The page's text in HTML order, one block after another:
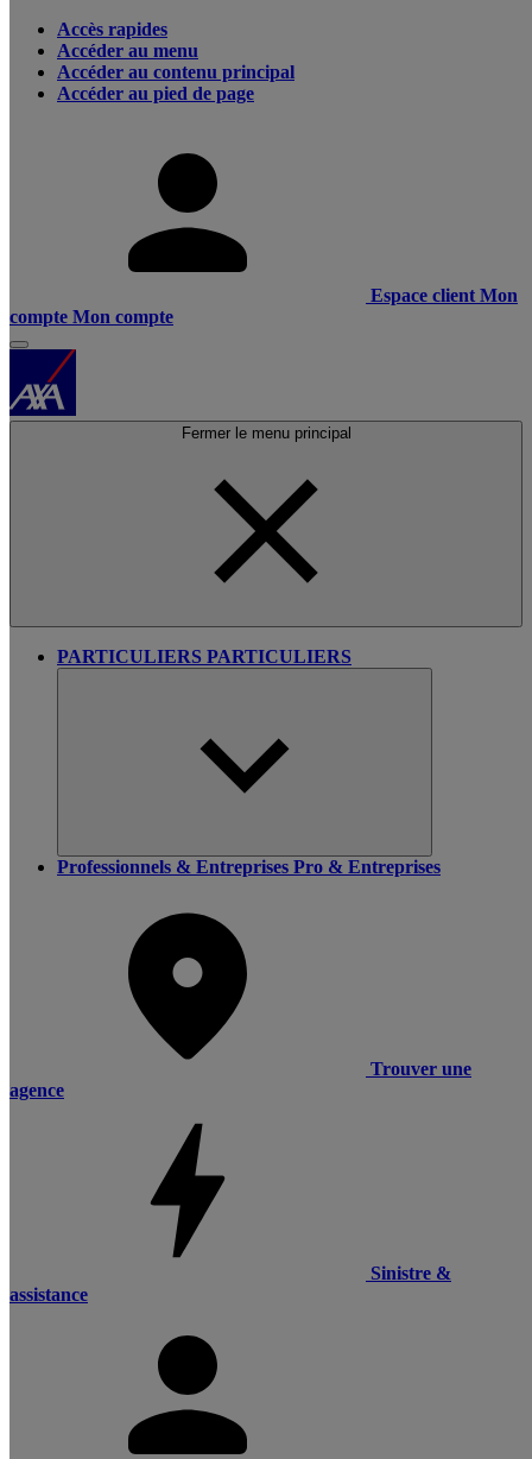
Accès rapides
Accéder au menu
Accéder au contenu principal
Accéder au pied de page
Espace client Mon
compte Mon compte
Fermer le menu principal
PARTICULIERS PARTICULIERS
Professionnels & Entreprises Pro & Entreprises
Trouver une
agence
Sinistre &
assistance